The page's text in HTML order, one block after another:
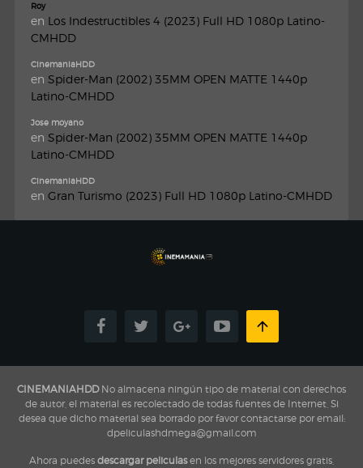
Roy
en Los Indestructibles 4 (2023) Full HD 1080p Latino-
CMHDD
CinemaniaHDD
en Spider-Man (2002) 35MM OPEN MATTE 1440p
Latino-CMHDD
Jose moyano
en Spider-Man (2002) 35MM OPEN MATTE 1440p
Latino-CMHDD
CinemaniaHDD
en Gran Turismo (2023) Full HD 1080p Latino-CMHDD
CINEMANIAHDDNo almacena ningún tipo de material con derechos
de autor, el material es recolectado de todas fuentes de Internet, Si
desea que dicho material sea borrado por favor contactarse por email:
dpeliculashdmega@gmail.com
Ahora puedes descargar peliculasen los mejores servidores gratis,